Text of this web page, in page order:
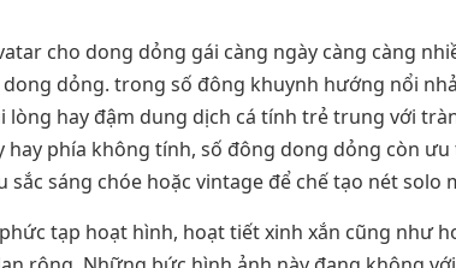
cho dong dỏng gái càng ngày càng càng
dỏng. trong số đông khuynh hướng nổi
hay đậm dung dịch cá tính trẻ trung với
phía không tính, số đông dong dỏng còn
sáng chóe hoặc vintage để chế tạo nét solo
tạp hoạt hình, hoạt tiết xinh xắn cũng như